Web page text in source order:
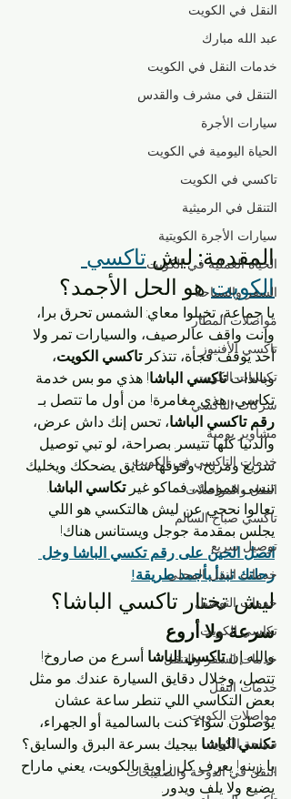
النقل في الكويت
عبد الله مبارك
خدمات النقل في الكويت
التنقل في مشرف والقدس
سيارات الأجرة
الحياة اليومية في الكويت
تاكسي في الكويت
التنقل في الرميثية
سيارات الأجرة الكويتية
الحياة العملية في الكويت
السفر والسياحة
مواصلات المطار
تاكسي الأفنيوز
تكسيات الكويت
شركات التاكسي
مشاوير يومية
خدمات التاكسي في الكويت
النقل والمواصلات
تاكسي صباح السالم
توصيل سريع
خدمات النقل المحلي
خدمات التوصيل
تكاسي الكويت
خدمات السفر والتنقل
خدمات النقل
مواصلات الكويت
سياحة الكويت
النقل في الدوحة والصليبخات
المقدمة: ليش تاكسي
الكويت هو الحل الأجمد؟
يا جماعة، تخيلوا معاي: الشمس تحرق برا،
وإنت واقف عالرصيف، والسيارات تمر ولا
أحد يوقف. فجأة، تتذكر تاكسي الكويت،
وبالذات تاكسي الباشا! هذي مو بس خدمة
تكاسي، هذي مغامرة! من أول ما تتصل بـ
رقم تاكسي الباشا، تحس إنك داش عرض،
والدنيا كلها تتيسر. بصراحة، لو تبي توصيل
سريع ومريح، وفوقها سايق يضحكك ويخليك
تنسى همومك، فماكو غير تكاسي الباشا.
تعالوا نحجي عن ليش هالتكسي هو اللي
يجلس بمقدمة جوجل ويستانس هناك!
اتصل الحين على رقم تكسي الباشا وخل
رحلتك تبدأ بأجمد طريقة!
ليش تختار تاكسي الباشا؟
سرعة ولا أروع
والله إن تاكسي الباشا أسرع من صاروخ!
تتصل، وخلال دقايق السيارة عندك. مو مثل
بعض التكاسي اللي تنطر ساعة عشان
يوصلون. سواء كنت بالسالمية أو الجهراء،
تكسي الباشا بيجيك بسرعة البرق. والسايق؟
يا زينه! يعرف كل زاوية بالكويت، يعني ماراح
يضيع ولا يلف ويدور.